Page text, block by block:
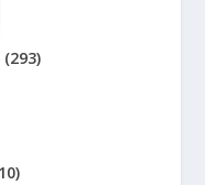
(293)
10)